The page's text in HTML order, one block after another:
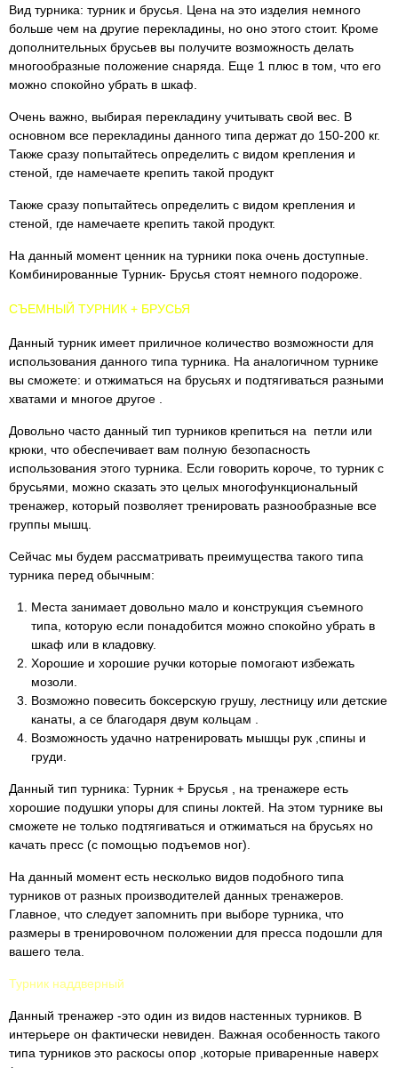
Вид турника: турник и брусья. Цена на это изделия немного
больше чем на другие перекладины, но оно этого стоит. Кроме
дополнительных брусьев вы получите возможность делать
многообразные положение снаряда. Еще 1 плюс в том, что его
можно спокойно убрать в шкаф.
Очень важно, выбирая перекладину учитывать свой вес. В
основном все перекладины данного типа держат до 150-200 кг.
Также сразу попытайтесь определить с видом крепления и
стеной, где намечаете крепить такой продукт
Также сразу попытайтесь определить с видом крепления и
стеной, где намечаете крепить такой продукт.
На данный момент ценник на турники пока очень доступные.
Комбинированные Турник- Брусья стоят немного подороже.
СЪЕМНЫЙ ТУРНИК + БРУСЬЯ
Данный турник имеет приличное количество возможности для
использования данного типа турника. На аналогичном турнике
вы сможете: и отжиматься на брусьях и подтягиваться разными
хватами и многое другое .
Довольно часто данный тип турников крепиться на петли или
крюки, что обеспечивает вам полную безопасность
использования этого турника. Если говорить короче, то турник с
брусьями, можно сказать это целых многофункциональный
тренажер, который позволяет тренировать разнообразные все
группы мышц.
Сейчас мы будем рассматривать преимущества такого типа
турника перед обычным:
Места занимает довольно мало и конструкция съемного
типа, которую если понадобится можно спокойно убрать в
шкаф или в кладовку.
Хорошие и хорошие ручки которые помогают избежать
мозоли.
Возможно повесить боксерскую грушу, лестницу или детские
канаты, а се благодаря двум кольцам .
Возможность удачно натренировать мышцы рук ,спины и
груди.
Данный тип турника: Турник + Брусья , на тренажере есть
хорошие подушки упоры для спины локтей. На этом турнике вы
сможете не только подтягиваться и отжиматься на брусьях но
качать пресс (с помощью подъемов ног).
На данный момент есть несколько видов подобного типа
турников от разных производителей данных тренажеров.
Главное, что следует запомнить при выборе турника, что
размеры в тренировочном положении для пресса подошли для
вашего тела.
Турник наддверный
Данный тренажер -это один из видов настенных турников. В
интерьере он фактически невиден. Важная особенность такого
типа турников это раскосы опор ,которые приваренные наверх